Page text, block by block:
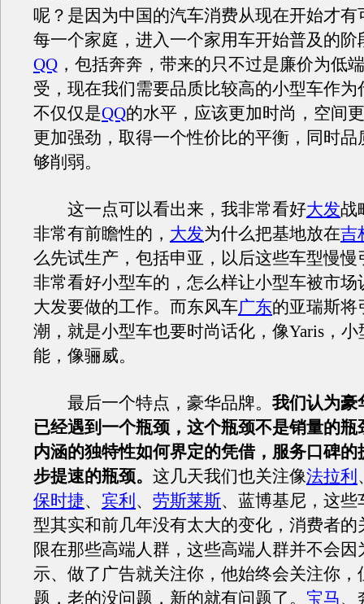
呢？是因为中国的汽车消费从现在开始才有
每一个家庭，进入一个家用车开始普及的阶
QQ ，包括奔奔，带来的只不过是廉价为低
受，现在我们需要品质比较高的小型车作为
不仅仅是QQ的水平，应该更加时尚，空间
更加强劲，取得一个性价比的平衡，同时品
够削弱。
这一点可以看出来，我非常看好大发战
非常有前瞻性的， 大发为什么把基地放在吉
么先试生产，包括申亚，以后这些车型慢慢
非常看好小型车的，怎么样让小型车被市场
大发要做的工作。而东风车广东的亚瑞斯将
潮，就是小型车也要时尚话化，像Yaris，
能，像骊威。
最后一个特点，豪华品牌。 我们认为豪
已经遇到一个瓶颈，这个瓶颈不是销量的瓶
内涵的独特性如何界定的凭借，服务口碑的
步提速的瓶颈。 这几天我们也关注像法拉利
保时捷、 宾利 、 劳斯莱斯、蓝博基尼，这些
型其实和前几年没有太大的变化，消费者的
限在那些高端人群，这些高端人群并不会因
示、做了广告就关注你，他始终会关注你，
题，老的没问题，新的就有问题了。 宝马、